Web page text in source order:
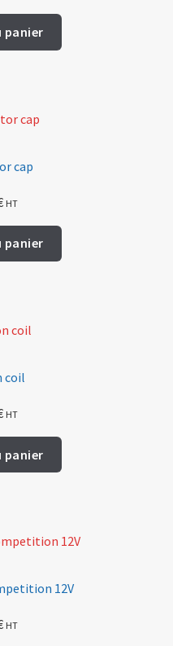
panier
cap
HT
panier
coil
HT
panier
12V
HT